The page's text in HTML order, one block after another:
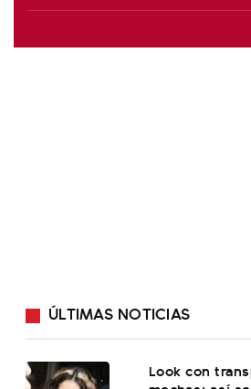
ÚLTIMAS NOTICIAS
Look con